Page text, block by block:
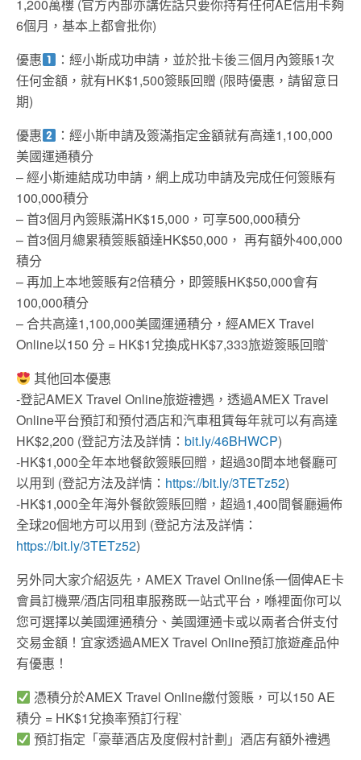
1,200萬樓 (官方內部亦講佐話只要你持有任何AE信用卡夠
6個月，基本上都會批你)
優惠
：經小斯成功申請，並於批卡後三個月內簽賬1次
任何金額，就有HK$1,500簽賬回贈 (限時優惠，請留意日
期)
優惠
：經小斯申請及簽滿指定金額就有高達1,100,000
美國運通積分
– 經小斯連結成功申請，網上成功申請及完成任何簽賬有
100,000積分
– 首3個月內簽賬滿HK$15,000，可享500,000積分
– 首3個月總累積簽賬額達HK$50,000， 再有額外400,000
積分
– 再加上本地簽賬有2倍積分，即簽賬HK$50,000會有
100,000積分
– 合共高達1,100,000美國運通積分，經AMEX Travel
Online以150 分 = HK$1兌換成HK$7,333旅遊簽賬回贈`
其他回本優惠
-登記AMEX Travel Online旅遊禮遇，透過AMEX Travel
Online平台預訂和預付酒店和汽車租賃每年就可以有高達
HK$2,200 (登記方法及詳情： bit.ly/46BHWCP)
-HK$1,000全年本地餐飲簽賬回贈，超過30間本地餐廳可
以用到 (登記方法及詳情： https://bit.ly/3TETz52)
-HK$1,000全年海外餐飲簽賬回贈，超過1,400間餐廳遍佈
全球20個地方可以用到 (登記方法及詳情：
https://bit.ly/3TETz52)
另外同大家介紹返先，AMEX Travel Online係一個俾AE卡
會員訂機票/酒店同租車服務既一站式平台，喺裡面你可以
您可選擇以美國運通積分、美國運通卡或以兩者合併支付
交易金額！宜家透過AMEX Travel Online預訂旅遊產品仲
有優惠！
憑積分於AMEX Travel Online繳付簽賬，可以150 AE
積分 = HK$1兌換率預訂行程`
預訂指定「豪華酒店及度假村計劃」酒店有額外禮遇